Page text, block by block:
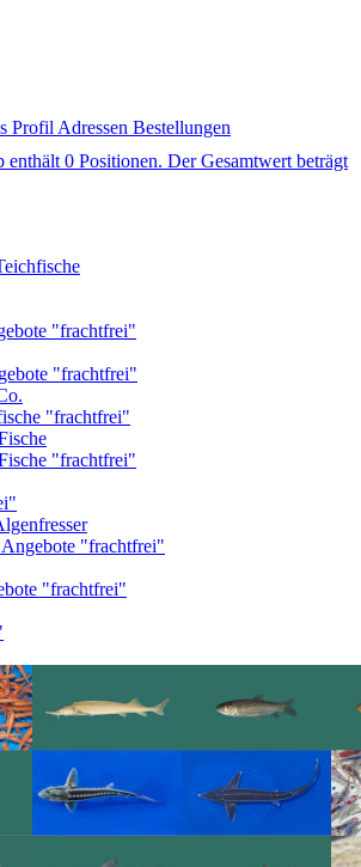
Profil Adressen Bestellungen
enthält 0 Positionen. Der Gesamtwert beträgt
"frachtfrei"
"frachtfrei"
"frachtfrei"
"frachtfrei"
Angebote "frachtfrei"
"frachtfrei"